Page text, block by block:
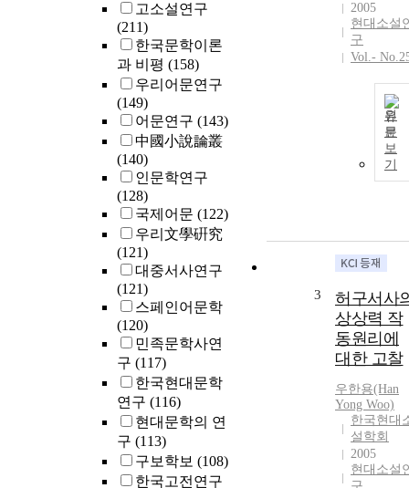
고소설연구
(211)
한국문학이론
과 비평 (158)
우리어문연구
(149)
어문연구 (143)
中國小說論叢
(140)
인문학연구
(128)
국제어문 (122)
우리文學硏究
(121)
대중서사연구
(121)
스페인어문학
(120)
민족문학사연
구 (117)
한국현대문학
연구 (116)
현대문학의 연
구 (113)
구보학보 (108)
한국고전연구
2005
현대소설
구
Vol.-
원
문
보
기
3
허구서사
상상력 작
동원리에
대한 고찰
우한용(Han
Yong Woo)
한국현대
설학회
2005
현대소설